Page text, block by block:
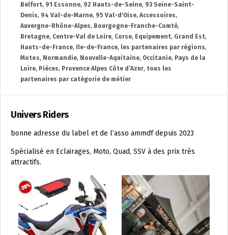
Belfort, 91 Essonne, 92 Hauts-de-Seine, 93 Seine-Saint-
Denis, 94 Val-de-Marne, 95 Val-d'Oise, Accessoires,
Auvergne-Rhône-Alpes, Bourgogne-Franche-Comté,
Bretagne, Centre-Val de Loire, Corse, Equipement, Grand Est,
Hauts-de-France, Ile-de-France, les partenaires par régions,
Motos, Normandie, Nouvelle-Aquitaine, Occitanie, Pays de la
Loire, Pièces, Provence Alpes Côte d’Azur, tous les
partenaires par catégorie de métier
Univers Riders
bonne adresse du label et de l’asso ammdf depuis 2023
Spécialisé en Eclairages, Moto, Quad, SSV à des prix très
attractifs.